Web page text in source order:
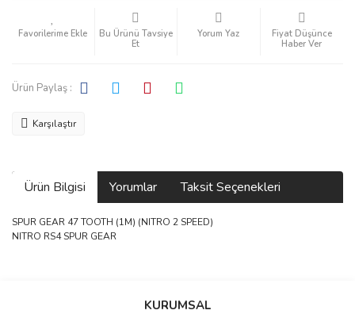
Bu Ürünü Tavsiye
Et
Yorum Yaz
Fiyat Düşünce
Haber Ver
Ürün Paylaş :
Karşılaştır
Ürün Bilgisi Yorumlar Taksit Seçenekleri
SPUR GEAR 47 TOOTH (1M) (NITRO 2 SPEED)
NITRO RS4 SPUR GEAR
Bu ürüne ilk yorumu siz yapın!
KURUMSAL